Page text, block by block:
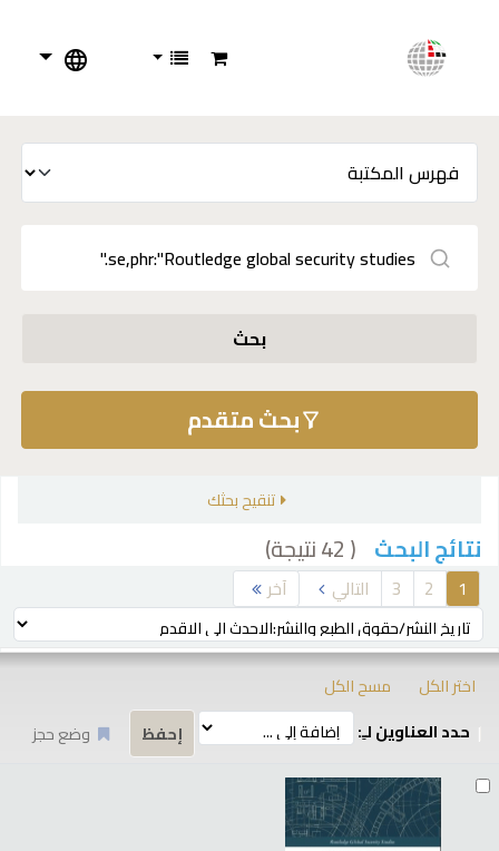
بحث
بحث متقدم
تنقيح بحثك
نتائج البحث ( 42 نتيجة)
1
2
3 التالي آخر
ترتيب بواسطة:
اختر الكل
مسح الكل
حدد العناوين لـِ:
وضع حجز